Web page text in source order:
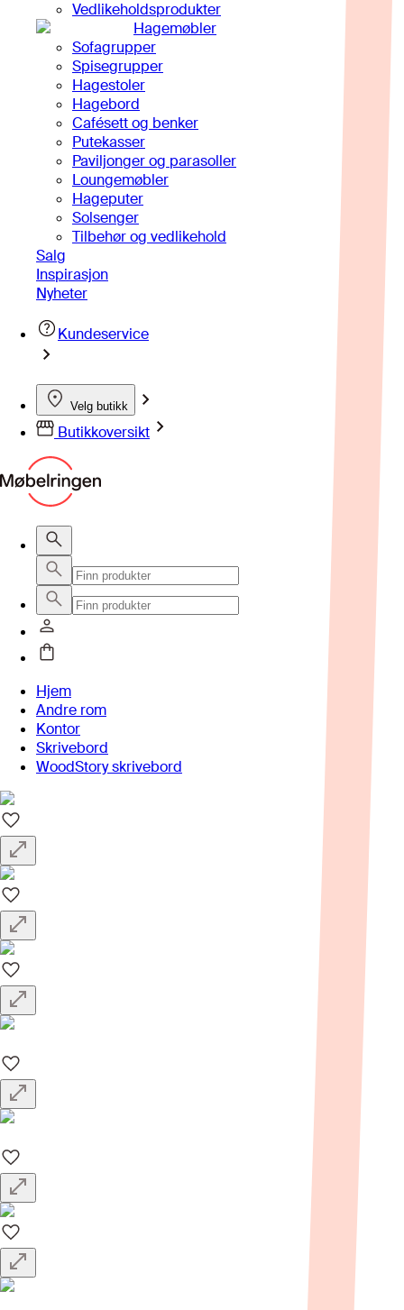
Vedlikeholdsprodukter
Hagemøbler
Sofagrupper
Spisegrupper
Hagestoler
Hagebord
Cafésett og benker
Putekasser
Paviljonger og parasoller
Loungemøbler
Hageputer
Solsenger
Tilbehør og vedlikehold
Salg
Inspirasjon
Nyheter
Kundeservice
Velg butikk
Butikkoversikt
Hjem
Andre rom
Kontor
Skrivebord
WoodStory skrivebord